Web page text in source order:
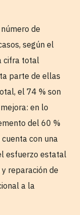
de
según el
cifra total
parte de ellas
el 74 % son
en lo
del 60 %
con una
esfuerzo estatal
reparación de
a la